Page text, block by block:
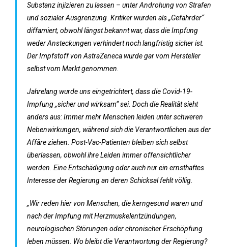
Substanz injizieren zu lassen – unter Androhung von Strafen
und sozialer Ausgrenzung. Kritiker wurden als „Gefährder“
diffamiert, obwohl längst bekannt war, dass die Impfung
weder Ansteckungen verhindert noch langfristig sicher ist.
Der Impfstoff von AstraZeneca wurde gar vom Hersteller
selbst vom Markt genommen.
Jahrelang wurde uns eingetrichtert, dass die Covid-19-
Impfung „sicher und wirksam“ sei. Doch die Realität sieht
anders aus: Immer mehr Menschen leiden unter schweren
Nebenwirkungen, während sich die Verantwortlichen aus der
Affäre ziehen. Post-Vac-Patienten bleiben sich selbst
überlassen, obwohl ihre Leiden immer offensichtlicher
werden. Eine Entschädigung oder auch nur ein ernsthaftes
Interesse der Regierung an deren Schicksal fehlt völlig.
„Wir reden hier von Menschen, die kerngesund waren und
nach der Impfung mit Herzmuskelentzündungen,
neurologischen Störungen oder chronischer Erschöpfung
leben müssen. Wo bleibt die Verantwortung der Regierung?